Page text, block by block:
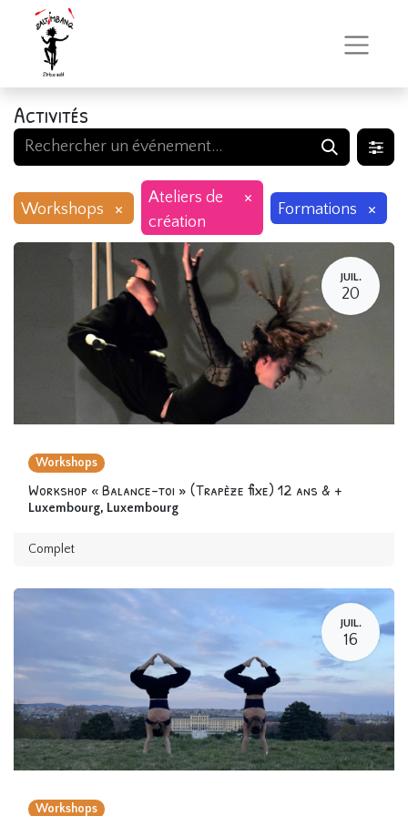
Activités
Workshops ×
Ateliers de
création
×
Formations ×
JUIL.
20
Workshops
Workshop « Balance-toi » (Trapèze fixe) 12 ans & +
Luxembourg, Luxembourg
Complet
JUIL.
16
Workshops